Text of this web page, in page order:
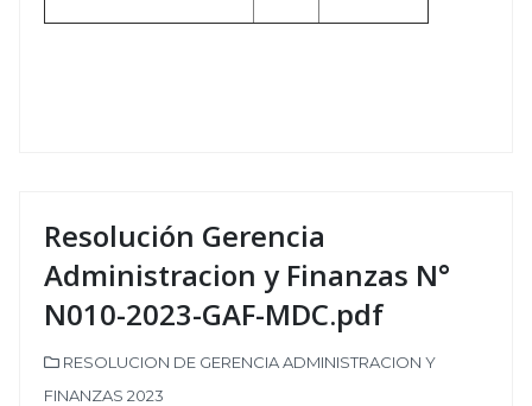
Resolución Gerencia
Administracion y Finanzas N°
N010-2023-GAF-MDC.pdf
RESOLUCION DE GERENCIA ADMINISTRACION Y
FINANZAS 2023